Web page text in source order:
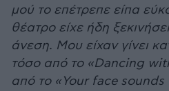
μού το επέτρεπε είπα
θέατρο είχε ήδη
άνεση. Μου είχαν γίνει
τόσο από το «Dancing
από το «Your face